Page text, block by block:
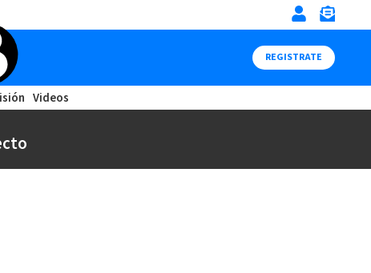
REGISTRATE
Videos